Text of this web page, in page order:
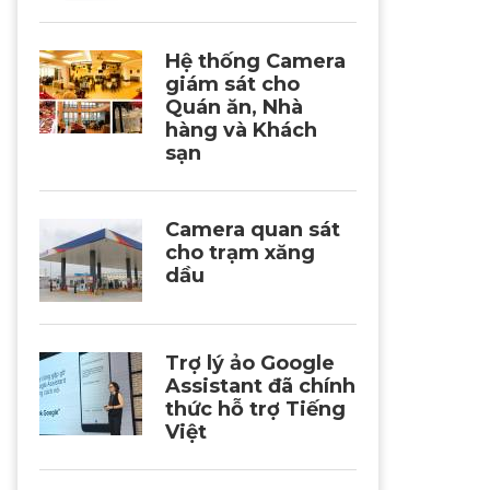
Hệ thống Camera
giám sát cho
Quán ăn, Nhà
hàng và Khách
sạn
Camera quan sát
cho trạm xăng
dầu
Trợ lý ảo Google
Assistant đã chính
thức hỗ trợ Tiếng
Việt